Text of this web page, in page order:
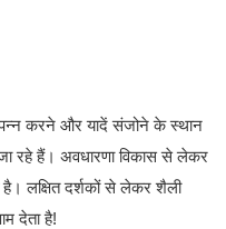
करने और यादें संजोने के स्थान
रहे हैं। अवधारणा विकास से लेकर
है। लक्षित दर्शकों से लेकर शैली
देता है!